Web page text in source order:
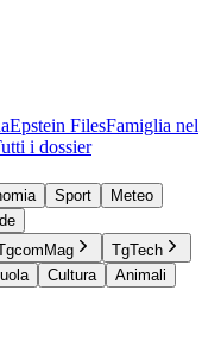
Epstein FilesFamiglia nel
i dossier
Sport
Meteo
TgTech
Cultura
Animali